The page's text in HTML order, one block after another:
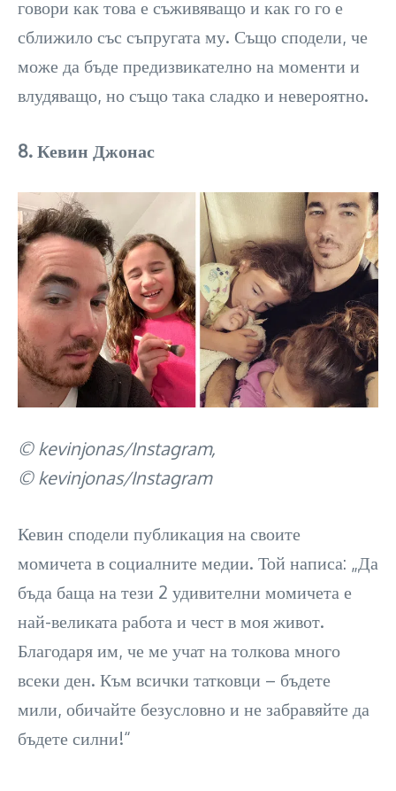
говори как това е съживяващо и как го го е
сближило със съпругата му. Също сподели, че
може да бъде предизвикателно на моменти и
влудяващо, но също така сладко и невероятно.
8. Кевин Джонас
© kevinjonas/Instagram,
© kevinjonas/Instagram
Кевин сподели публикация на своите
момичета в социалните медии. Той написа: „Да
бъда баща на тези 2 удивителни момичета е
най-великата работа и чест в моя живот.
Благодаря им, че ме учат на толкова много
всеки ден. Към всички татковци – бъдете
мили, обичайте безусловно и не забравяйте да
бъдете силни!“